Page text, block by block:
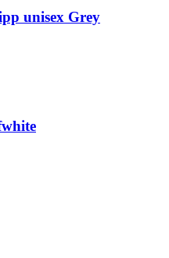
unisex Grey